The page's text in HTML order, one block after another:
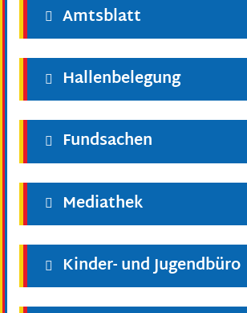
Amtsblatt
Hallenbelegung
Fundsachen
Mediathek
Kinder- und Jugendbüro